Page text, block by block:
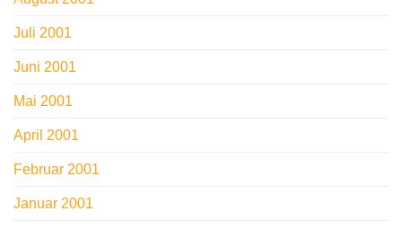
Juli 2001
Juni 2001
Mai 2001
April 2001
Februar 2001
Januar 2001